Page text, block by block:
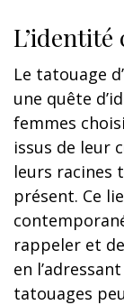
Le tatouage
une quête
femmes
issus de leur
leurs racines
présent. Ce
rappeler et
en
tatouages